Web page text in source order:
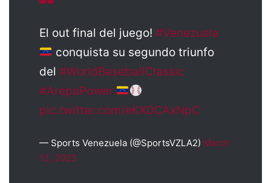
El out final del juego! #Venezuela
conquista su segundo triunfo
del #WorldBaseballClassic
#ArepaPower
pic.twitter.com/eKX0CAxNpC
— Sports Venezuela (@SportsVZLA2) March
13, 2023